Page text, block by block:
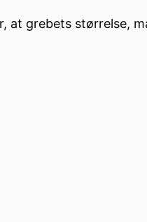
at grebets størrelse,